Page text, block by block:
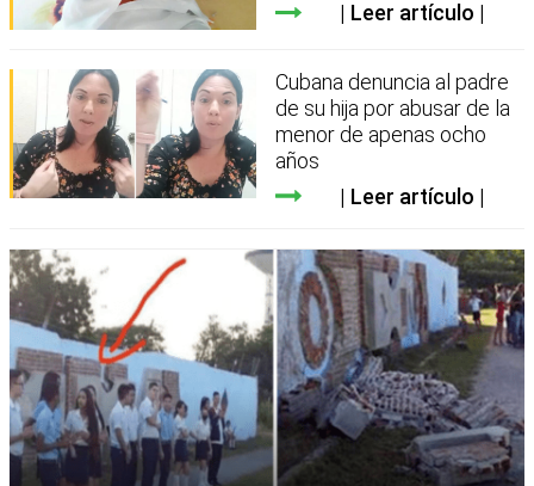
Leer artículo
Cubana denuncia al padre
de su hija por abusar de la
menor de apenas ocho
años
Leer artículo